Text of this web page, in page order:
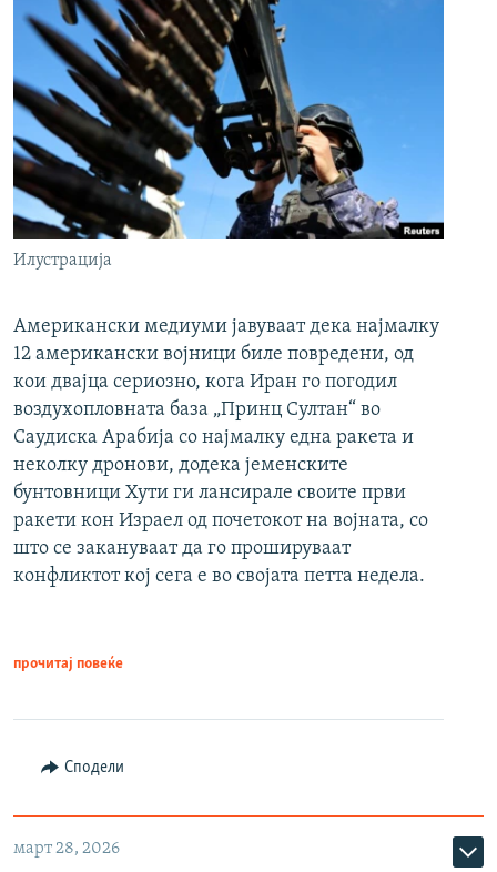
Илустрација
Американски медиуми јавуваат дека најмалку
12 американски војници биле повредени, од
кои двајца сериозно, кога Иран го погодил
воздухопловната база „Принц Султан“ во
Саудиска Арабија со најмалку една ракета и
неколку дронови, додека јеменските
бунтовници Хути ги лансирале своите први
ракети кон Израел од почетокот на војната, со
што се закануваат да го прошируваат
конфликтот кој сега е во својата петта недела.
прочитај повеќе
Сподели
март 28, 2026